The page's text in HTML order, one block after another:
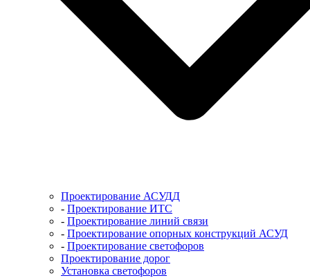
Проектирование АСУДД
- Проектирование ИТС
- Проектирование линий связи
- Проектирование опорных конструкций АСУД
- Проектирование светофоров
Проектирование дорог
Установка светофоров